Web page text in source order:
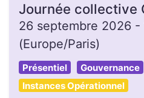
26 septembre 2026 -
(Europe/Paris)
Présentiel Gouvernance
Instances Opérationnel